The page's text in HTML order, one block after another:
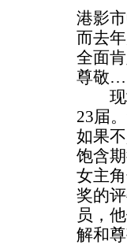
港影
而去
全面
尊敬
现场
23届
如果
饱含
女主
奖的
员，
解和